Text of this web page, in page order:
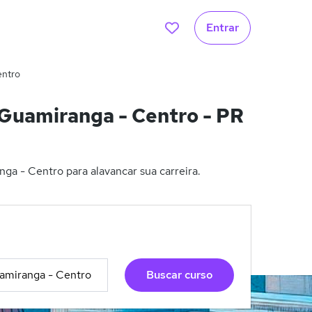
Entrar
- Centro - PR
- Centro para alavancar sua carreira.
Buscar curso